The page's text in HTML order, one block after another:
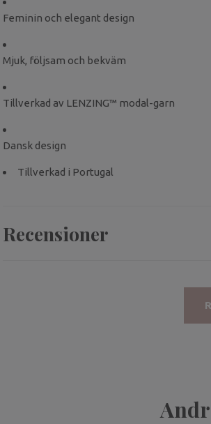
Feminin och elegant design
Mjuk, följsam och bekväm
Tillverkad av LENZING™ modal-garn
Dansk design
Tillverkad i Portugal
Recensioner